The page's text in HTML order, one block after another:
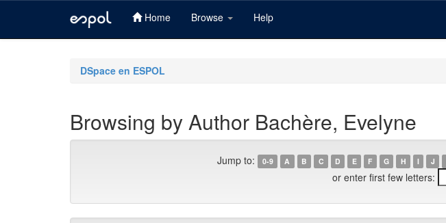
Home Browse Help
DSpace en ESPOL
Browsing by Author Bachère, Evelyne
Jump to: 0-9 A B C D E F G H I J
or enter first few letters: